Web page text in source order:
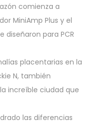
comienza a
MiniAmp Plus y el
diseñaron para PCR
placentarias en la
N, también
increíble ciudad que
las diferencias